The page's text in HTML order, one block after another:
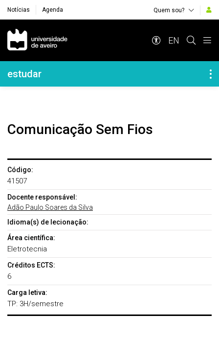
Notícias Agenda Quem sou?
Navegação Principal
EN
Navegação Lateral
estudar
Comunicação Sem Fios
Código:
41507
Docente responsável:
Adão Paulo Soares da Silva
Idioma(s) de lecionação:
Área científica:
Eletrotecnia
Créditos ECTS:
6
Carga letiva:
TP: 3H/semestre